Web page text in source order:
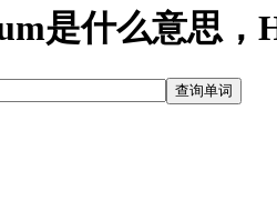
是什么意思，